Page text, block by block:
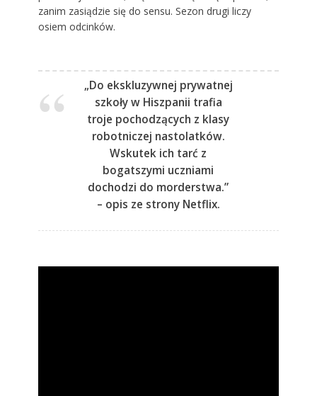
zanim zasiądzie się do sensu. Sezon drugi liczy
osiem odcinków.
„Do ekskluzywnej prywatnej
szkoły w Hiszpanii trafia
troje pochodzących z klasy
robotniczej nastolatków.
Wskutek ich tarć z
bogatszymi uczniami
dochodzi do morderstwa.”
– opis ze strony Netflix.